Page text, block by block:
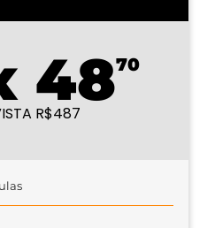
4870
R$487